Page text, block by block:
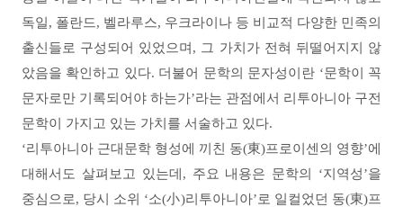
독일, 폴란드, 벨라루스, 우크라이나 등 비교적 다양한 민족의
출신들로 구성되어 있었으며 , 그 가치가 전혀 뒤떨어지지 않
았음을 확인하고 있다. 더불어 문학의 문자성이란 ‘문학이 꼭
문자로만 기록되어야 하는가’라는 관점에서 리투아니아 구전
문학이 가지고 있는 가치를 서술하고 있다.
‘리투아니아 근대문학 형성에 끼친 동(東)프로이센의 영향’에
대해서도 살펴보고 있는데 , 주요 내용은 문학의 ‘지역성’을
중심으로, 당시 소위 ‘소(小)리투아니아’로 일컬었던 동(東)프